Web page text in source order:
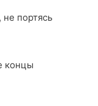
не портясь
концы